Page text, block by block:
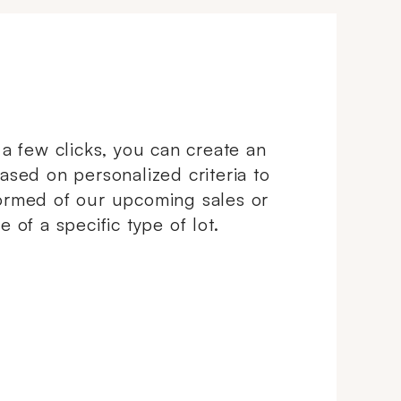
few clicks, you can create an
on personalized criteria to
of our upcoming sales or
of a specific type of lot.